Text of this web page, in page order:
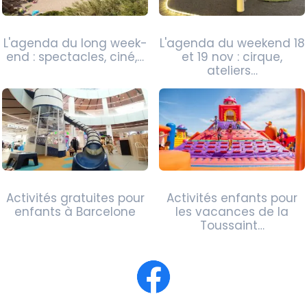
L'agenda du long week-
end : spectacles, ciné,…
L'agenda du weekend 18
et 19 nov : cirque,
ateliers…
Activités gratuites pour
enfants à Barcelone
Activités enfants pour
les vacances de la
Toussaint…